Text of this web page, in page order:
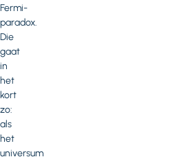
Fermi-
paradox.
Die
gaat
in
het
kort
zo:
als
het
universum